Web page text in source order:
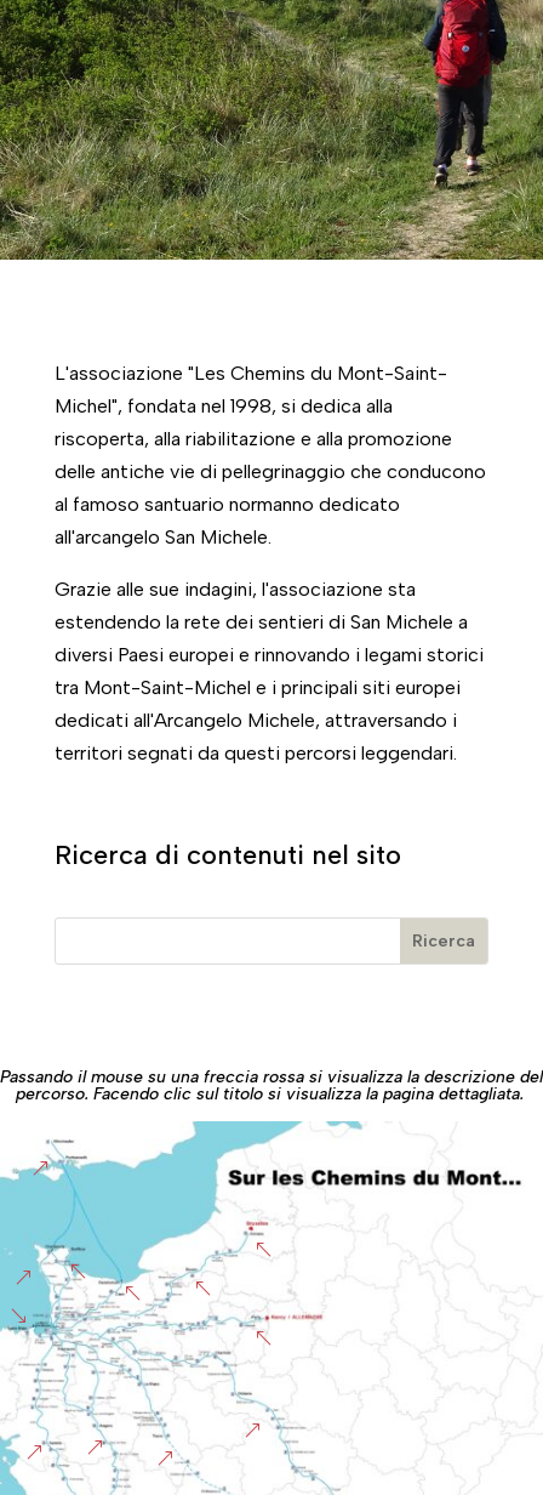
L'associazione "Les Chemins du Mont-Saint-
Michel", fondata nel 1998, si dedica alla
riscoperta, alla riabilitazione e alla promozione
delle antiche vie di pellegrinaggio che conducono
al famoso santuario normanno dedicato
all'arcangelo San Michele.
Grazie alle sue indagini, l'associazione sta
estendendo la rete dei sentieri di San Michele a
diversi Paesi europei e rinnovando i legami storici
tra Mont-Saint-Michel e i principali siti europei
dedicati all'Arcangelo Michele, attraversando i
territori segnati da questi percorsi leggendari.
Ricerca di contenuti nel sito
Passando il mouse su una freccia rossa si visualizza la descrizione del
percorso. Facendo clic sul titolo si visualizza la pagina dettagliata.
&
&
%
%
%
%
%
&
&
&
&
'